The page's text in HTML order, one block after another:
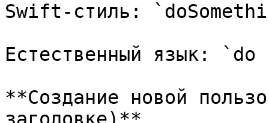
Swift-стиль:
Естественный язык:
**Создание новой